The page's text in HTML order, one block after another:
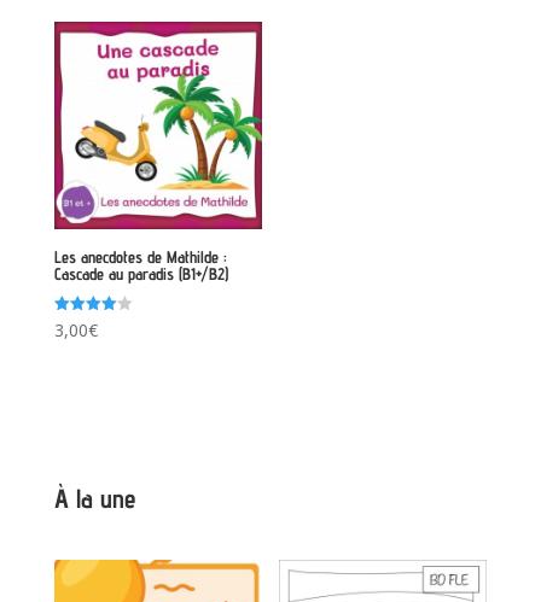
Les anecdotes de Mathilde :
Cascade au paradis (B1+/B2)
Note
4.00
3,00€
À la une